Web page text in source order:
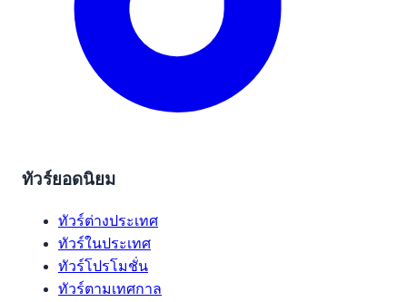
ทัวร์ยอดนิยม
ทัวร์ต่างประเทศ
ทัวร์ในประเทศ
ทัวร์โปรโมชั่น
ทัวร์ตามเทศกาล